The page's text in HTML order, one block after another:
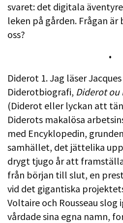
svaret: det digitala
leken på gården. Frågan är
oss?
•
Diderot 1. Jag läser
Diderotbiografi, Diderot ou
(Diderot eller lyckan att
Diderots makalösa
med Encyklopedin,
samhället, det jättelika
drygt tjugo år att
från början till slut, en
vid det gigantiska
Voltaire och Rousseau
vårdade sina egna namn,